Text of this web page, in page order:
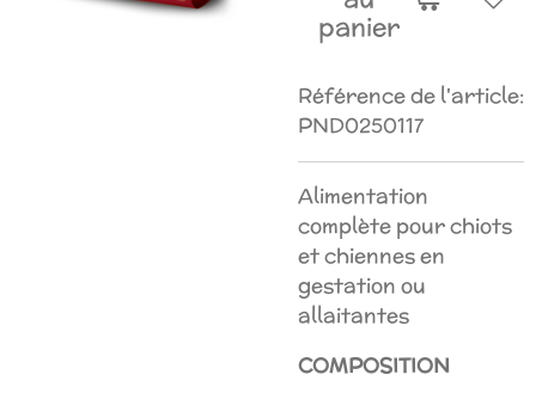
panier
Référence de l'article:
PND0250117
Alimentation
complète pour chiots
et chiennes en
gestation ou
allaitantes
COMPOSITION